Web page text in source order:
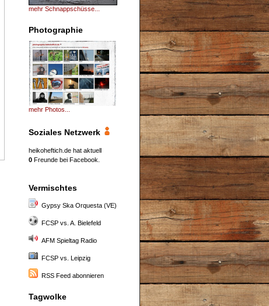
mehr Schnappschüsse...
Photographie
mehr Photos...
Soziales Netzwerk
heikoheftich.de hat aktuell
0 Freunde bei Facebook.
Vermischtes
Gypsy Ska Orquesta (VE)
FCSP vs. A. Bielefeld
AFM Spieltag Radio
FCSP vs. Leipzig
RSS Feed abonnieren
Tagwolke